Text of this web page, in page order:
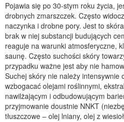
Pojawia się po 30-stym roku życia,
drobnych zmarszczek. Często
naczynka i drobne pory. Jest to
brak w niej substancji budujących
reaguje na warunki atmosferyczne,
saunę. Często suchości skóry
przypadku ważne jest aby nie
Suchej skóry nie należy intensywnie
wzbogacać olejami roślinnymi,
nawilżającym i odbudowującym
przyjmowanie doustnie NNKT
tłuszczowe – olej lniany, olej z